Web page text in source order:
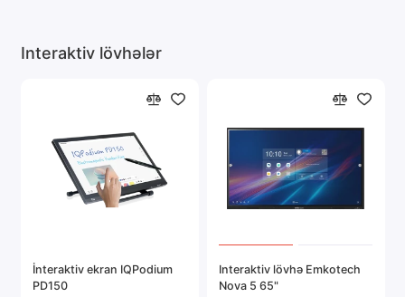
lövhə Dahua DHI-LPH75-ST470-P 75"
almaqrahat və sərfəli ola bilər, əgər siz ən yaxşı təklifləri və
zəmanətləri harada axtarmaq lazım olduğunu bilirsinizsə. Tam
olaraq nə almaq istədiyinizdən asılı olmayaraq - istər elektronika,
məişət texnikası və ya digər mallar olsun,Ultrastore.az onlayn
Interaktiv lövhə Dahua DHI-LPH75-ST470-P 75"
Interaktiv lövhələr
İnteraktiv ekran IQPodium
PD150
Interaktiv lövhə Emkotech
Nova 5 65"